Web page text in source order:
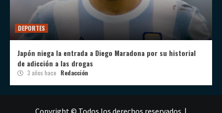
DEPORTES
Japón niega la entrada a Diego Maradona por su historial
de adicción a las drogas
3 años hace Redacción